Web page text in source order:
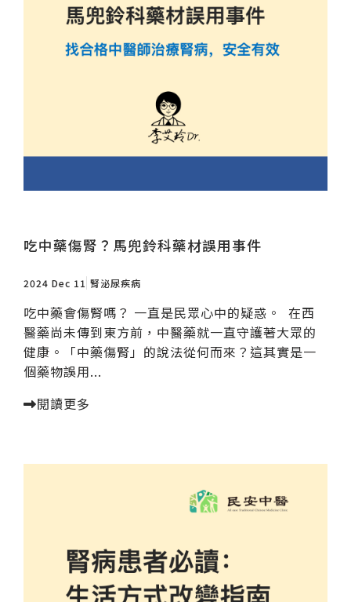
吃中藥傷腎？馬兜鈴科藥材誤用事件
2024 Dec 11 腎泌尿疾病
吃中藥會傷腎嗎？ 一直是民眾心中的疑惑。 在西
醫藥尚未傳到東方前，中醫藥就一直守護著大眾的
健康。「中藥傷腎」的說法從何而來？這其實是一
個藥物誤用...
閱讀更多